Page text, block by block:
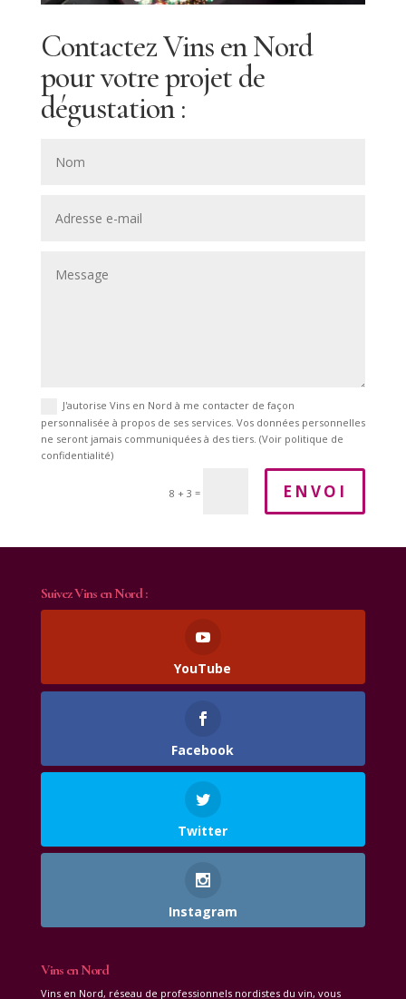
Contactez Vins en Nord
pour votre projet de
dégustation :
J'autorise Vins en Nord à me contacter de façon
personnalisée à propos de ses services. Vos données personnelles
ne seront jamais communiquées à des tiers. (Voir politique de
confidentialité)
8 + 3 = ENVOI
Suivez Vins en Nord :
YouTube
Facebook
Twitter
Instagram
Vins en Nord
Vins en Nord, réseau de professionnels nordistes du vin, vous